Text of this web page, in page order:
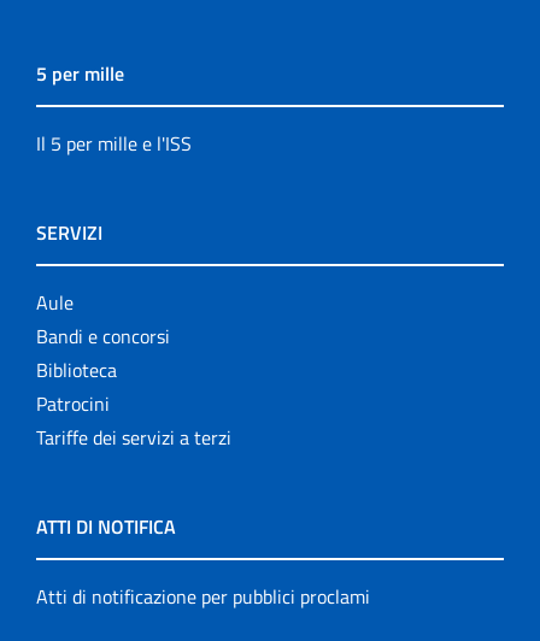
5 per mille
Il 5 per mille e l'ISS
SERVIZI
Aule
Bandi e concorsi
Biblioteca
Patrocini
Tariffe dei servizi a terzi
ATTI DI NOTIFICA
Atti di notificazione per pubblici proclami